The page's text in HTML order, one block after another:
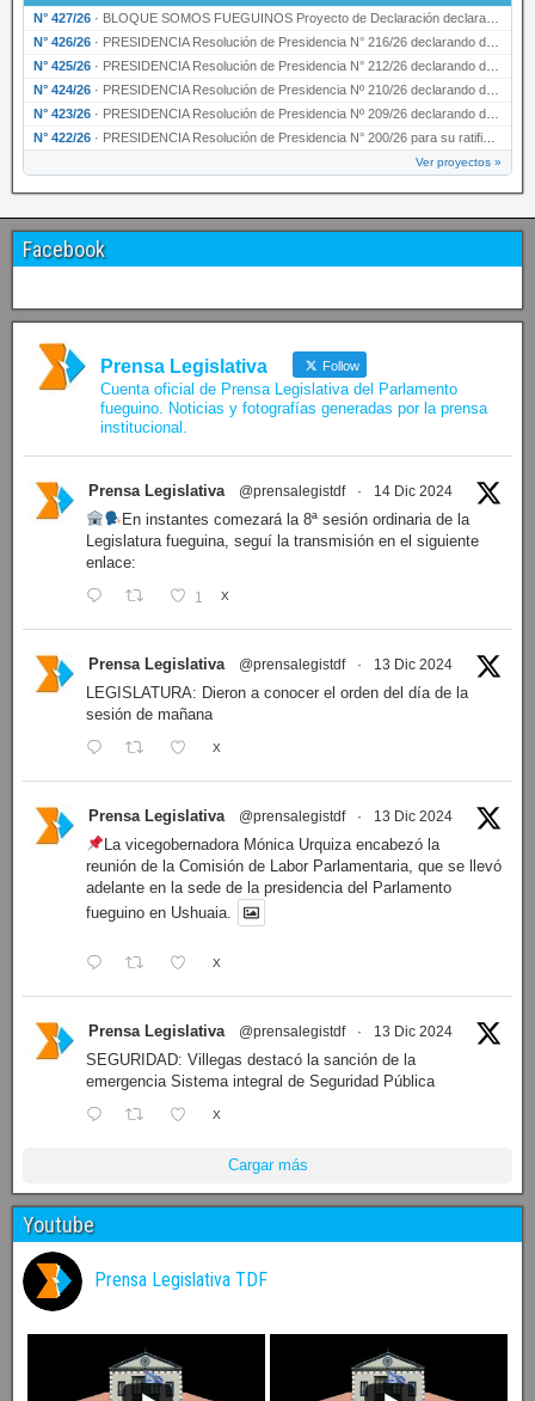
N° 427/26 · BLOQUE SOMOS FUEGUINOS Proyecto de Declaración declarando de interés provincial PRESIDENCI…
N° 426/26 · PRESIDENCIA Resolución de Presidencia N° 216/26 declarando de interés provincial la labor …
N° 425/26 · PRESIDENCIA Resolución de Presidencia N° 212/26 declarando de interés provincial el “50° A…
N° 424/26 · PRESIDENCIA Resolución de Presidencia Nº 210/26 declarando de interés provincial el proyec…
N° 423/26 · PRESIDENCIA Resolución de Presidencia Nº 209/26 declarando de interés provincial la presen…
N° 422/26 · PRESIDENCIA Resolución de Presidencia N° 200/26 para su ratificación.
Ver proyectos »
Facebook
Prensa Legislativa Follow
Cuenta oficial de Prensa Legislativa del Parlamento
fueguino. Noticias y fotografías generadas por la prensa
institucional.
Prensa Legislativa @prensalegistdf · 14 Dic 2024
En instantes comezará la 8ª sesión ordinaria de la
Legislatura fueguina, seguí la transmisión en el siguiente
enlace:
1 X
Prensa Legislativa @prensalegistdf · 13 Dic 2024
LEGISLATURA: Dieron a conocer el orden del día de la
sesión de mañana
X
Prensa Legislativa @prensalegistdf · 13 Dic 2024
La vicegobernadora Mónica Urquiza encabezó la
reunión de la Comisión de Labor Parlamentaria, que se llevó
adelante en la sede de la presidencia del Parlamento
fueguino en Ushuaia.
X
Prensa Legislativa @prensalegistdf · 13 Dic 2024
SEGURIDAD: Villegas destacó la sanción de la
emergencia Sistema integral de Seguridad Pública
X
Cargar más
Youtube
Prensa Legislativa TDF